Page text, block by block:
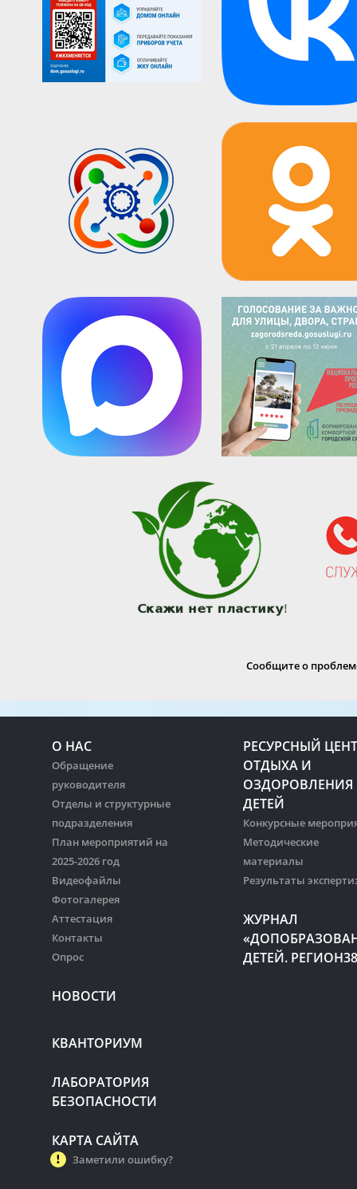
Сообщите о
О НАС
Обращение
руководителя
Отделы и структурные
подразделения
План мероприятий на
2025-2026 год
Видеофайлы
Фотогалерея
Аттестация
Контакты
Опрос
НОВОСТИ
РЕСУРСНЫЙ
ОТДЫХА И
ОЗДОРОВЛЕНИЯ
ДЕТЕЙ
Конкурсные
Методические
материалы
Результаты
ЖУРНАЛ
ДЕТЕЙ.
КВАНТОРИУМ
ЛАБОРАТОРИЯ
БЕЗОПАСНОСТИ
КАРТА САЙТА
Заметили ошибку?